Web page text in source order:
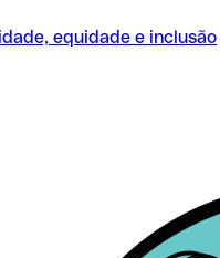
equidade e inclusão